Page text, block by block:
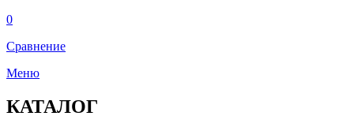
0
Сравнение
Меню
КАТАЛОГ